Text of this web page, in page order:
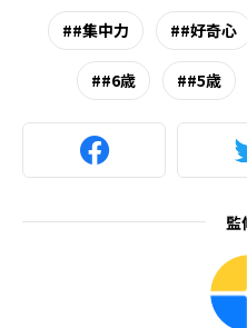
#集中力 #好奇心
#6歳 #5歳
監